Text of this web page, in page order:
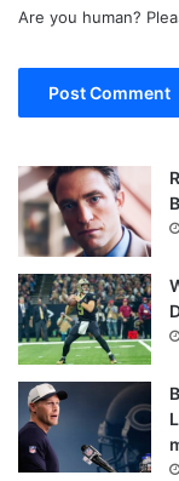
Are you human?